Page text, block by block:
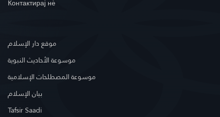
Контактирај нè
موقع دار الإسلام
موسوعة الأحاديث النبوية
موسوعة المصطلحات الإسلامية
بيان الإسلام
Tafsir Saadi